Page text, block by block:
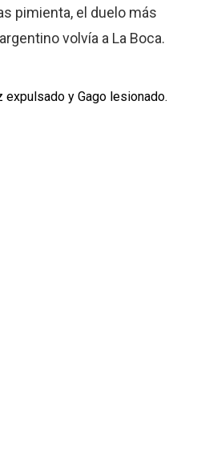
pimienta, el duelo más
volvía a La Boca.
y Gago lesionado.